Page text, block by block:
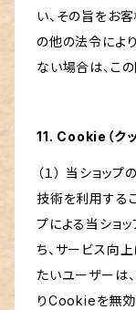
い、その旨をお
の他の法令によ
ない場合は、こ
11. Cookie（ク
（１） 当ショッ
技術を利用する
プによる当ショ
ち、サービス向
たいユーザーは
りCookieを無効